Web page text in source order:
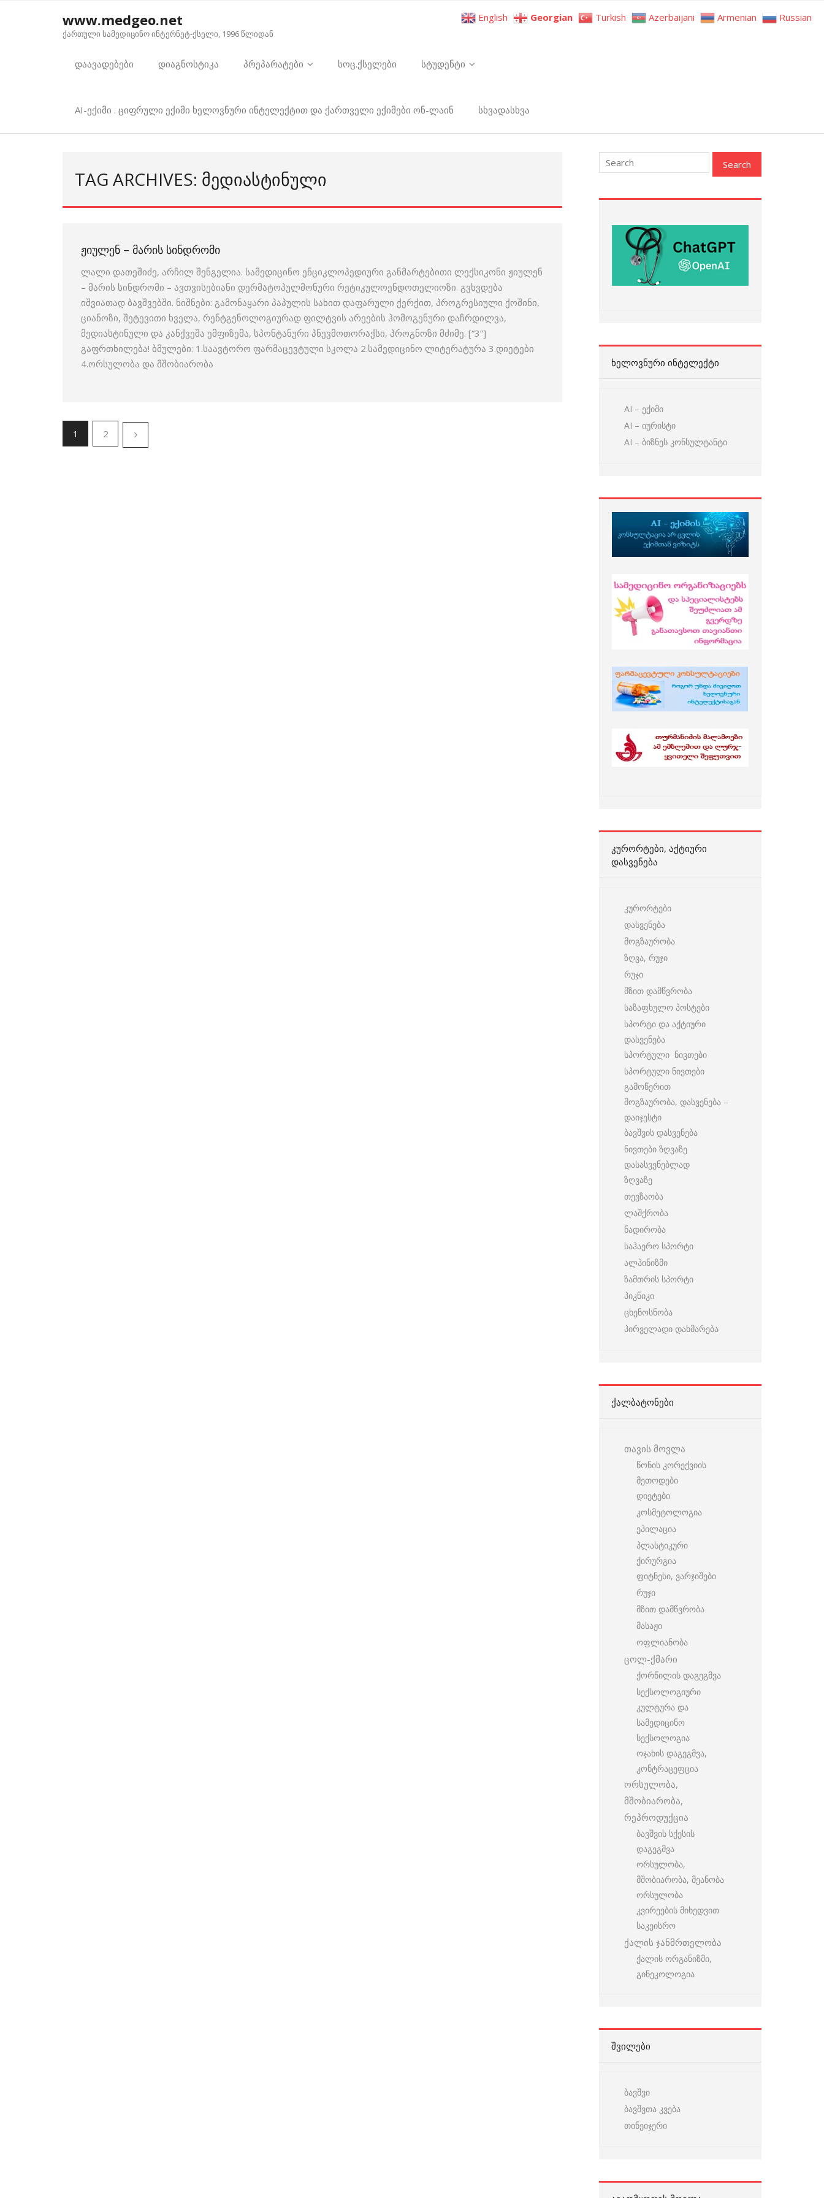
www.medgeo.net
ქართული სამედიცინო ინტერნეტ-ქსელი, 1996 წლიდან
დაავადებები დიაგნოსტიკა პრეპარატები სოც.ქსელები სტუდენტი
AI-ექიმი . ციფრული ექიმი ხელოვნური ინტელექტით და ქართველი ექიმები ონ-ლაინ სხვადასხვა
TAG ARCHIVES: ᲛᲔᲓᲘᲐᲡᲢᲘᲜᲣᲚᲘ
ᲟᲘᲣᲚᲔᲜ – ᲛᲐᲠᲘᲡ ᲡᲘᲜᲓᲠᲝᲛᲘ
ლალი დათეშიძე, არჩილ შენგელია. სამედიცინო ენციკლოპედიური განმარტებითი ლექსიკონი ჟიულენ
– მარის სინდრომი – ავთვისებიანი დერმატოპულმონური რეტიკულოენდოთელიოზი. გვხვდება
იშვიათად ბავშვებში. ნიშნები: გამონაყარი პაპულის სახით დაფარული ქერქით, პროგრესიული ქოშინი,
ციანოზი, შეტევითი ხველა, რენტგენოლოგიურად ფილტვის არეების ჰომოგენური დაჩრდილვა,
მედიასტინული და კანქვეშა ემფიზემა, სპონტანური პნევმოთორაქსი, პროგნოზი მძიმე. [“3”]
გაფრთხილება! ბმულები: 1.საავტორო ფარმაცევტული სკოლა 2.სამედიცინო ლიტერატურა 3.დიეტები
4.ორსულობა და მშობიარობა
1 2
ᲮᲔᲚᲝᲕᲜᲣᲠᲘ ᲘᲜᲢᲔᲚᲔᲥᲢᲘ
AI – ექიმი
AI – იურისტი
AI – ბიზნეს კონსულტანტი
ᲙᲣᲠᲝᲠᲢᲔᲑᲘ, ᲐᲥᲢᲘᲣᲠᲘ
ᲓᲐᲡᲕᲔᲜᲔᲑᲐ
კურორტები
დასვენება
მოგზაურობა
ზღვა, რუჯი
რუჯი
მზით დამწვრობა
საზაფხულო პოსტები
სპორტი და აქტიური
დასვენება
სპორტული ნივთები
სპორტული ნივთები
გამოწერით
მოგზაურობა, დასვენება –
დაიჯესტი
ბავშვის დასვენება
ნივთები ზღვაზე
დასასვენებლად
ზღვაზე
თევზაობა
ლაშქრობა
ნადირობა
საჰაერო სპორტი
ალპინიზმი
ზამთრის სპორტი
პიკნიკი
ცხენოსნობა
პირველადი დახმარება
ᲥᲐᲚᲑᲐᲢᲝᲜᲔᲑᲘ
თავის მოვლა
წონის კორექვიის
მეთოდები
დიეტები
კოსმეტოლოგია
ეპილაცია
პლასტიკური
ქირურგია
ფიტნესი, ვარჯიშები
რუჯი
მზით დამწვრობა
მასაჟი
ოფლიანობა
ცოლ-ქმარი
ქორწილის დაგეგმვა
სექსოლოგიური
კულტურა და
სამედიცინო
სექსოლოგია
ოჯახის დაგეგმვა,
კონტრაცეფცია
ორსულობა,
მშობიარობა,
რეპროდუქცია
ბავშვის სქესის
დაგეგმვა
ორსულობა,
მშობიარობა, მეანობა
ორსულობა
კვირეების მიხედვით
საკეისრო
ქალის ჯანმრთელობა
ქალის ორგანიზმი,
გინეკოლოგია
ᲨᲕᲘᲚᲔᲑᲘ
ბავშვი
ბავშვთა კვება
თინეიჯერი
English Georgian Turkish Azerbaijani Armenian Russian